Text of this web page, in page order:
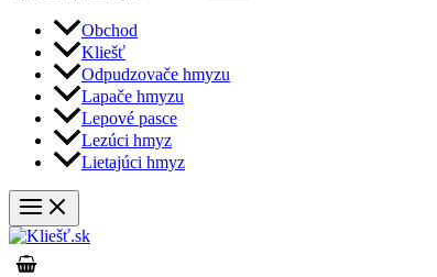
Obchod
Kliešť
Odpudzovače hmyzu
Lapače hmyzu
Lepové pasce
Lezúci hmyz
Lietajúci hmyz